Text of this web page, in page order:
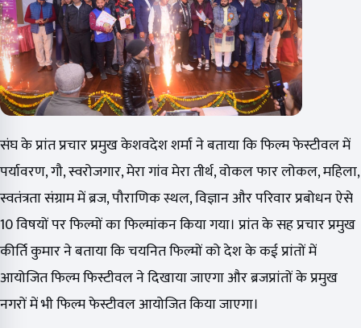
संघ के प्रांत प्रचार प्रमुख केशवदेश शर्मा ने बताया कि फिल्म फेस्टीवल में
पर्यावरण, गौ, स्वरोजगार, मेरा गांव मेरा तीर्थ, वोकल फार लोकल, महिला,
स्वतंत्रता संग्राम में ब्रज, पौराणिक स्थल, विज्ञान और परिवार प्रबोधन ऐसे
10 विषयों पर फिल्मों का फिल्मांकन किया गया। प्रांत के सह प्रचार प्रमुख
कीर्ति कुमार ने बताया कि चयनित फिल्मों को देश के कई प्रांतों में
आयोजित फिल्म फिस्टीवल ने दिखाया जाएगा और ब्रजप्रांतों के प्रमुख
नगरों में भी फिल्म फेस्टीवल आयोजित किया जाएगा।